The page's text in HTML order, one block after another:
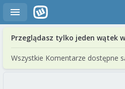
Przeglądasz tylko jeden wątek
Wszystkie Komentarze dostępne